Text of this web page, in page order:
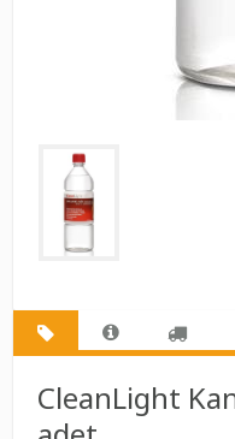
CleanLight